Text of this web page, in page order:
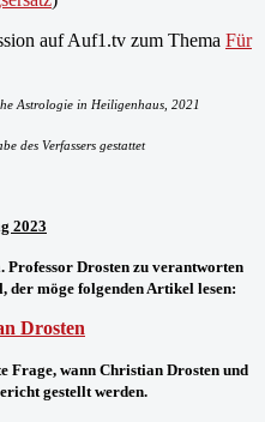
auf Auf1.tv zum Thema Für
Astrologie in Heiligenhaus, 2021
des Verfassers gestattet
2023
Professor Drosten zu verantworten
der möge folgenden Artikel lesen:
Drosten
Frage, wann Christian Drosten und
gestellt werden.